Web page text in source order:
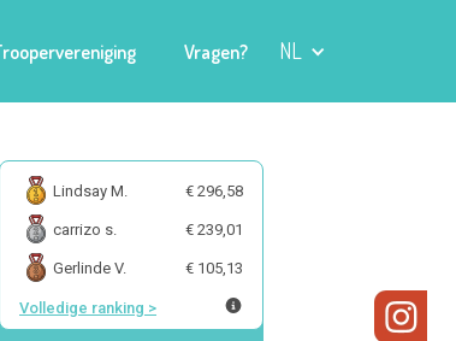
Vragen? NL
Lindsay M. € 296,58
carrizo s. € 239,01
Gerlinde V. € 105,13
Volledige ranking >